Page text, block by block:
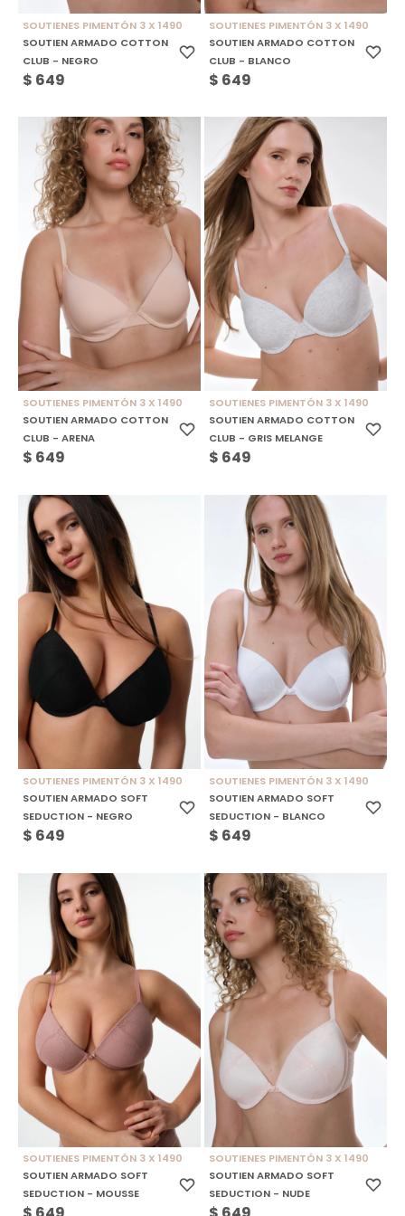
SOUTIENES PIMENTÓN 3 X 1490
SOUTIEN ARMADO COTTON
CLUB - NEGRO
$ 649
SOUTIENES PIMENTÓN 3 X 1490
SOUTIEN ARMADO COTTON
CLUB - BLANCO
$ 649
SOUTIENES PIMENTÓN 3 X 1490
SOUTIEN ARMADO COTTON
CLUB - ARENA
$ 649
SOUTIENES PIMENTÓN 3 X 1490
SOUTIEN ARMADO COTTON
CLUB - GRIS MELANGE
$ 649
SOUTIENES PIMENTÓN 3 X 1490
SOUTIEN ARMADO SOFT
SEDUCTION - NEGRO
$ 649
SOUTIENES PIMENTÓN 3 X 1490
SOUTIEN ARMADO SOFT
SEDUCTION - BLANCO
$ 649
SOUTIENES PIMENTÓN 3 X 1490
SOUTIEN ARMADO SOFT
SEDUCTION - MOUSSE
SOUTIENES PIMENTÓN 3 X 1490
SOUTIEN ARMADO SOFT
SEDUCTION - NUDE